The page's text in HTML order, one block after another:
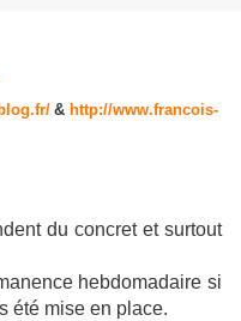
& http://www.francois-
du concret et surtout
hebdomadaire si
été mise en place.